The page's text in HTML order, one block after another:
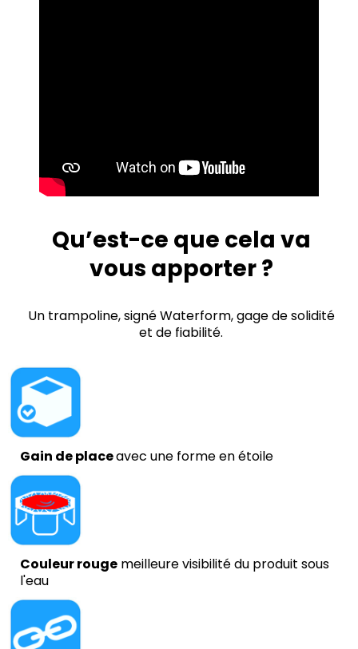
Qu’est-ce que cela va
vous apporter ?
Un trampoline, signé Waterform, gage de solidité
et de fiabilité.
Gain de placeavec une forme en étoile
Couleur rouge meilleure visibilité du produit sous
l'eau